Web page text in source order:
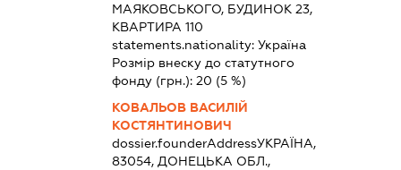
МАЯКОВСЬКОГО, БУДИНОК 23,
КВАРТИРА 110
statements.nationality:Україна
Розмір внеску до статутного
фонду (грн.):20 (5 %)
КОВАЛЬОВ ВАСИЛІЙ
КОСТЯНТИНОВИЧ
dossier.founderAddressУКРАЇНА,
83054, ДОНЕЦЬКА ОБЛ.,